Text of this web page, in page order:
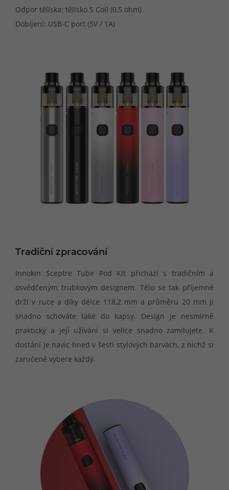
Odpor tělíska: tělísko S Coil (0,5 ohm)
Dobíjení: USB-C port (5V / 1A)
Tradiční zpracování
Innokin Sceptre Tube Pod Kit přichází s tradičním a
osvědčeným trubkovým designem. Tělo se tak příjemně
drží v ruce a díky délce 118,2 mm a průměru 20 mm ji
snadno schováte také do kapsy. Design je nesmírně
praktický a její užívání si velice snadno zamilujete. K
dostání je navíc hned v šesti stylových barvách, z nichž si
zaručeně vybere každý.